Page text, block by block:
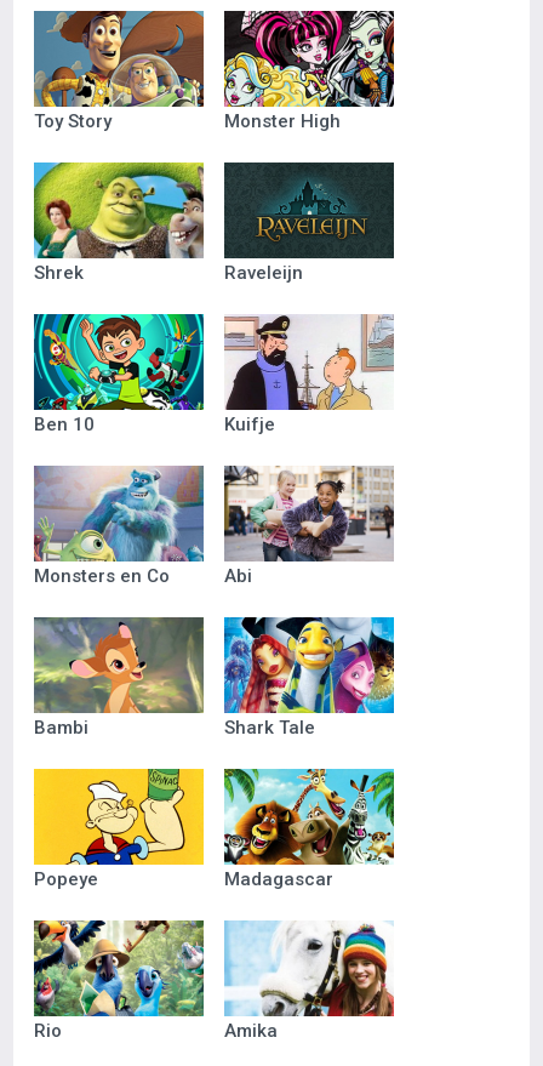
Toy Story Monster High
Shrek Raveleijn
Ben 10 Kuifje
Monsters en Co Abi
Bambi Shark Tale
Popeye Madagascar
Rio Amika